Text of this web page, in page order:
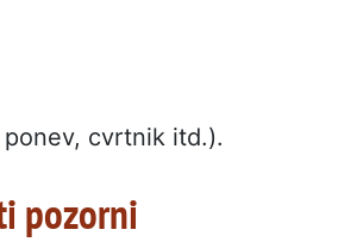
cvrtnik itd.).
pozorni